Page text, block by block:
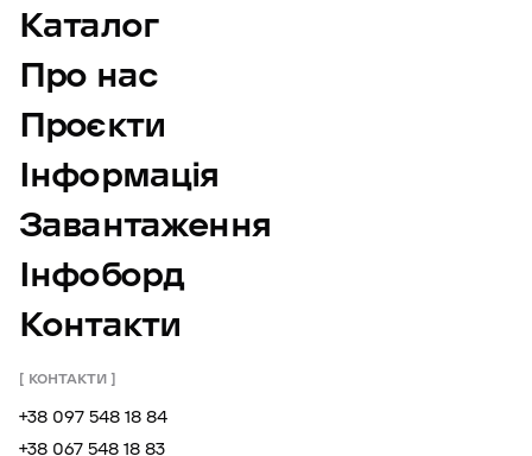
Каталог
Про нас
Проєкти
Інформація
Завантаження
Інфоборд
Контакти
КОНТАКТИ
+38 097 548 18 84
+38 067 548 18 83